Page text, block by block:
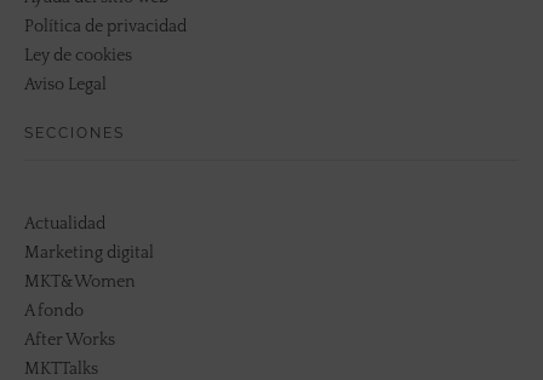
Política de privacidad
Ley de cookies
Aviso Legal
SECCIONES
Actualidad
Marketing digital
MKT&Women
A fondo
After Works
MKTTalks